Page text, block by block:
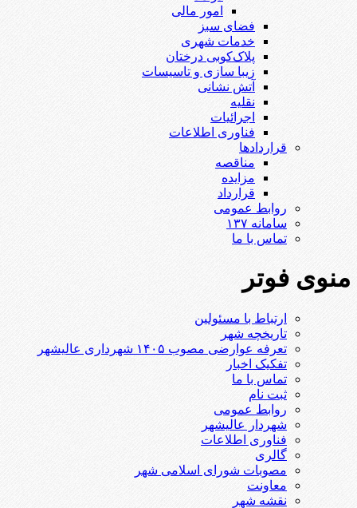
امور مالی
فضای سبز
خدمات شهری
پلاک‌کوبی درختان
زیبا سازی و تاسیسات
آتش نشانی
نقلیه
اجرائیات
فناوری اطلاعات
قراردادها
مناقصه
مزایده
قرارداد
روابط عمومی
سامانه ۱۳۷
تماس با ما
منوی فوتر
ارتباط با مسئولین
تاریخچه شهر
تعرفه عوارضی مصوب ۱۴۰۵ شهرداری عالیشهر
تفکیک اخبار
تماس با ما
ثبت نام
روابط عمومی
شهردار عالیشهر
فناوری اطلاعات
گالری
مصوبات شورای اسلامی شهر
معاونت
نقشه شهر